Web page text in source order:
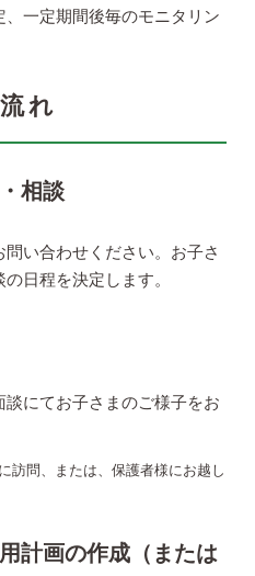
一定期間後毎のモニタリン
れ
相談
い合わせください。お子さ
日程を決定します。
にてお子さまのご様子をお
訪問、または、保護者様にお越し
計画の作成（または